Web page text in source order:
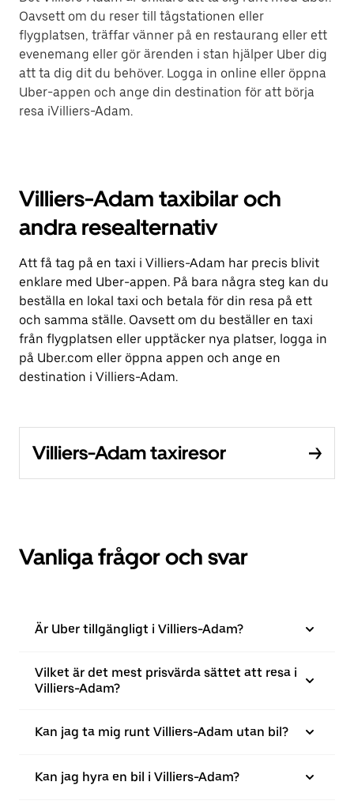
Oavsett om du reser till tågstationen eller
flygplatsen, träffar vänner på en restaurang eller ett
evenemang eller gör ärenden i stan hjälper Uber dig
att ta dig dit du behöver. Logga in online eller öppna
Uber-appen och ange din destination för att börja
resa iVilliers-Adam.
Villiers-Adam taxibilar och
andra resealternativ
Att få tag på en taxi i Villiers-Adam har precis blivit
enklare med Uber-appen. På bara några steg kan du
beställa en lokal taxi och betala för din resa på ett
och samma ställe. Oavsett om du beställer en taxi
från flygplatsen eller upptäcker nya platser, logga in
på Uber.com eller öppna appen och ange en
destination i Villiers-Adam.
Villiers-Adam taxiresor
Vanliga frågor och svar
Är Uber tillgängligt i Villiers-Adam?
Vilket är det mest prisvärda sättet att resa i
Villiers-Adam?
Kan jag ta mig runt Villiers-Adam utan bil?
Kan jag hyra en bil i Villiers-Adam?